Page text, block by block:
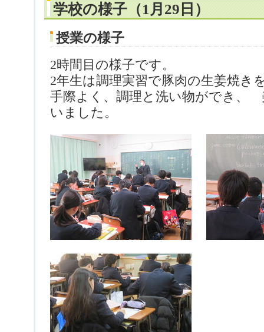
学校の様子（1月29日）
授業の様子
2時間目の様子です。
2年生は調理実習で豚肉の生姜焼き
手際よく、調理と洗い物ができ、
いました。